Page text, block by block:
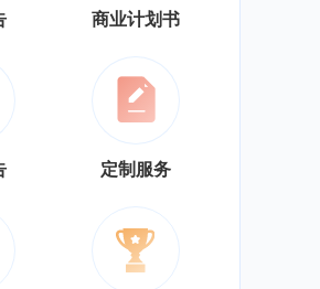
商业计划书
定制服务